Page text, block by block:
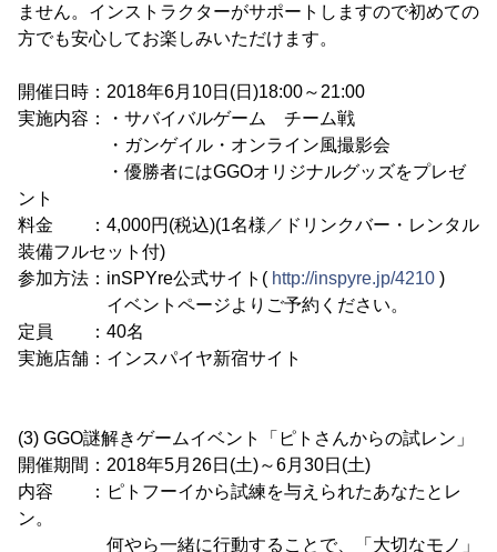
ません。インストラクターがサポートしますので初めての
方でも安心してお楽しみいただけます。
開催日時：2018年6月10日(日)18:00～21:00
実施内容：・サバイバルゲーム チーム戦
・ガンゲイル・オンライン風撮影会
・優勝者にはGGOオリジナルグッズをプレゼ
ント
料金 ：4,000円(税込)(1名様／ドリンクバー・レンタル
装備フルセット付)
参加方法：inSPYre公式サイト( http://inspyre.jp/4210 )
イベントページよりご予約ください。
定員 ：40名
実施店舗：インスパイヤ新宿サイト
(3) GGO謎解きゲームイベント「ピトさんからの試レン」
開催期間：2018年5月26日(土)～6月30日(土)
内容 ：ピトフーイから試練を与えられたあなたとレ
ン。
何やら一緒に行動することで、「大切なモノ」